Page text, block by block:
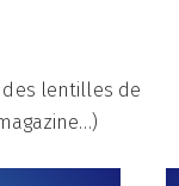
lentilles de